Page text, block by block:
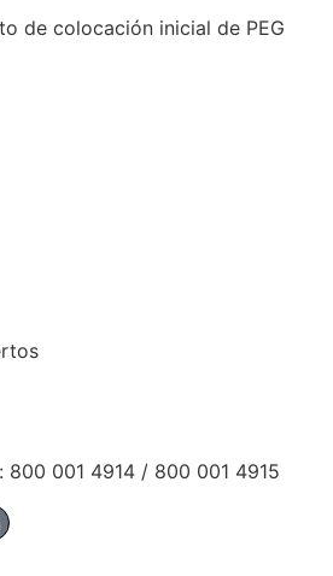
de colocación inicial de PEG
800 001 4914 / 800 001 4915